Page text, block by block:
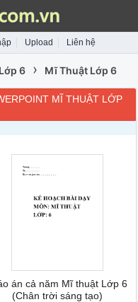
Upload Liên hệ
Lớp 6 › Mĩ Thuật Lớp 6
MĨ THUẬT LỚP
án cả năm Mĩ thuật Lớp 6
(Chân trời sáng tạo)